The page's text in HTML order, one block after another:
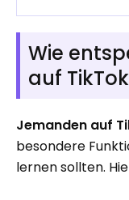
Wie
auf
Jemanden auf
besondere
lernen sollten.